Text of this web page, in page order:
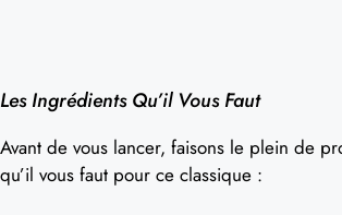
Les Ingrédients Qu’il Vous Faut
Avant de vous lancer, faisons le plein de
qu’il vous faut pour ce classique :